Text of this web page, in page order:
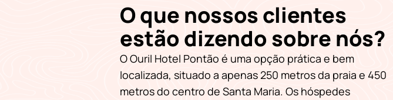
O que nossos clientes
estão dizendo sobre nós?
O Ouril Hotel Pontão é uma opção prática e bem
localizada, situado a apenas 250 metros da praia e 450
metros do centro de Santa Maria. Os hóspedes